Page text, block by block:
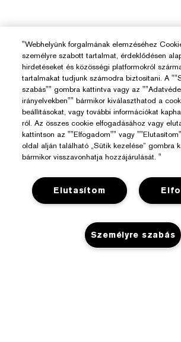
Segítségre Van Szükséged?
"Webhelyünk forgalmának elemzéséhez
személyre szabott tartalmat, érdeklődésen
hirdetéseket és közösségi platformokról
tartalmakat tudjunk számodra biztosítani. A
szabás"" gombra kattintva vagy az
irányelvekben"" bármikor kiválaszthatod a
beállításokat, vagy további információkat
ról. Az összes cookie elfogadásához vagy
kattintson az ""Elfogadom"" vagy
oldal alján található „Sütik kezelése” gombra
bármikor visszavonhatja hozzájárulását. "
Elutasítom
Személyre szabás